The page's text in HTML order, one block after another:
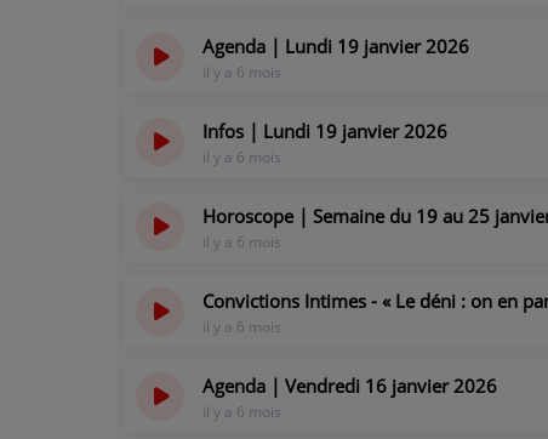
Agenda | Lundi 19 janvier 2026
il y a 6 mois
Infos | Lundi 19 janvier 2026
il y a 6 mois
Horoscope | Semaine du 19 au 25
il y a 6 mois
Convictions Intimes - « Le déni : on en
il y a 6 mois
Agenda | Vendredi 16 janvier 2026
il y a 6 mois